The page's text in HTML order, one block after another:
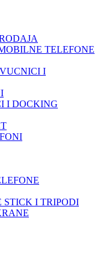
TELEFONE
I
I DOCKING
STICK I TRIPODI